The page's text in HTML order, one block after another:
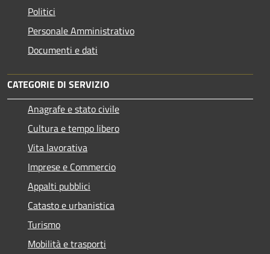
Politici
Personale Amministrativo
Documenti e dati
CATEGORIE DI SERVIZIO
Anagrafe e stato civile
Cultura e tempo libero
Vita lavorativa
Imprese e Commercio
Appalti pubblici
Catasto e urbanistica
Turismo
Mobilità e trasporti